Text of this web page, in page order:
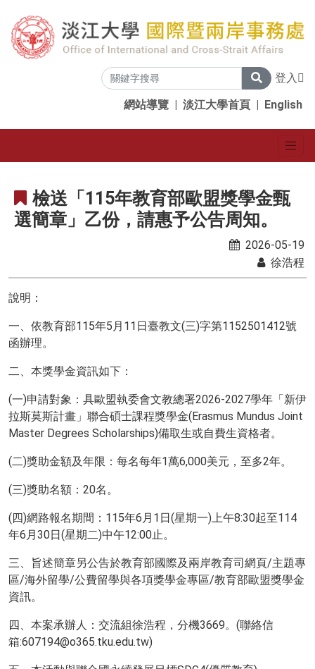
登入
網站導覽 | 淡江大學首頁 | English
檢送「115年教育部歐盟獎學金甄
選簡章」乙份，請惠予公告周知。
2026-05-19
徐浩程
說明：
一、依教育部115年5月11日臺教文(三)字第1152501412號
函辦理。
二、本獎學金資訊如下：
(一)申請對象：具歐盟執委會文教總署2026-2027學年「新伊
拉斯莫斯計畫」聯合碩士課程獎學金(Erasmus Mundus Joint
Master Degrees Scholarships)備取生或自費生資格者。
(二)獎助金額及年限：每名每年1萬6,000美元，至多2年。
(三)獎助名額：20名。
(四)網路報名期間：115年6月1日(星期一)上午8:30起至114
年6月30日(星期二)中午12:00止。
三、旨述簡章另公告於教育部國際及兩岸教育司網頁/主題專
區/海外留學/公費留學與各項獎學金專區/教育部歐盟獎學金
資訊。
四、本案承辦人：交流組徐浩程，分機3669。(聯絡信
箱:607194@o365.tku.edu.tw)